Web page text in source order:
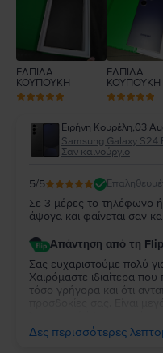
ΕΛΠΙΔΑ
ΚΟΥΠΟΥΚΗ
ΕΛΠΙΔΑ
ΚΟΥΠΟΥΚΗ
Ειρήνη Κουρέλη,03
Samsung Galaxy S24
Σαν καινούργιο
5/5
Σε 3 μέρες το τηλέφωνο
άψογα και φαίνεται σαν
Απάντηση από τη Flip
Σας ευχαριστούμε πολύ
Χαιρόμαστε ιδιαίτερα
τόσο γρήγορα και ότι
απόλυτα ικανοποιημένη.
εμπιστοσύνη σας και σας
Δες περισσότερες